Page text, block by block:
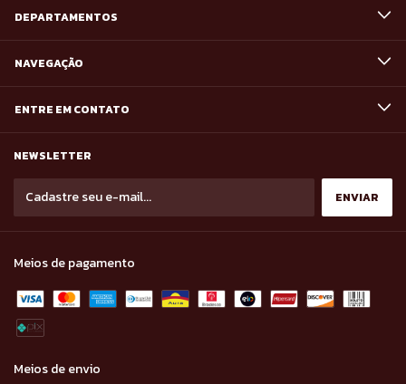
DEPARTAMENTOS
NAVEGAÇÃO
ENTRE EM CONTATO
NEWSLETTER
Meios de pagamento
Meios de envio